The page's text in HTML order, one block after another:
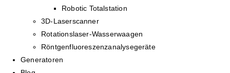
Robotic Totalstation
3D-Laserscanner
Rotationslaser-Wasserwaagen
Röntgenfluoreszenzanalysegeräte
Generatoren